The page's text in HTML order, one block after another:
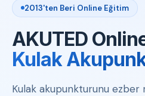
2013'ten Beri Online Eğitim
AKUTED
Kulak
Kulak akupunkturunu ezber